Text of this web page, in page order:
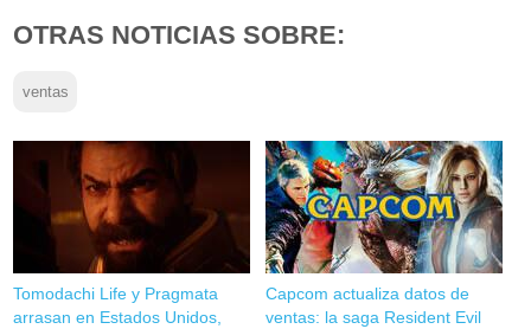
OTRAS NOTICIAS SOBRE:
ventas
Tomodachi Life y Pragmata
arrasan en Estados Unidos,
Capcom actualiza datos de
ventas: la saga Resident Evil